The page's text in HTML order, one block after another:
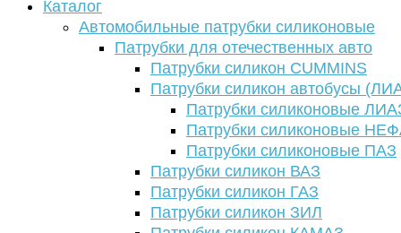
Каталог
Автомобильные патрубки силиконовые
Патрубки для отечественных авто
Патрубки силикон CUMMINS
Патрубки силикон автобусы
Патрубки силиконовые
Патрубки силиконовые
Патрубки силиконовые ПАЗ
Патрубки силикон ВАЗ
Патрубки силикон ГАЗ
Патрубки силикон ЗИЛ